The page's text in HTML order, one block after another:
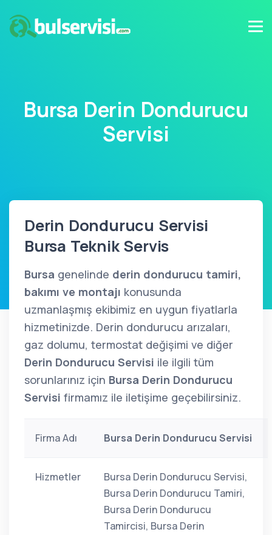
Bursa Derin Dondurucu
Servisi
Derin Dondurucu Servisi
Bursa Teknik Servis
Bursa genelinde derin dondurucu tamiri,
bakımı ve montajı konusunda
uzmanlaşmış ekibimiz en uygun fiyatlarla
hizmetinizde. Derin dondurucu arızaları,
gaz dolumu, termostat değişimi ve diğer
Derin Dondurucu Servisi ile ilgili tüm
sorunlarınız için Bursa Derin Dondurucu
Servisi firmamız ile iletişime geçebilirsiniz.
Firma Adı Bursa Derin Dondurucu Servisi
Hizmetler
Bursa Derin Dondurucu Servisi,
Bursa Derin Dondurucu Tamiri,
Bursa Derin Dondurucu
Tamircisi, Bursa Derin